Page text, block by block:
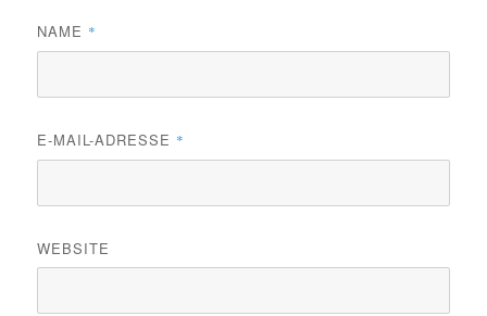
NAME *
E-MAIL-ADRESSE *
WEBSITE